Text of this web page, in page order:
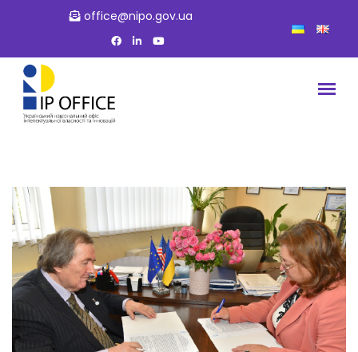
office@nipo.gov.ua